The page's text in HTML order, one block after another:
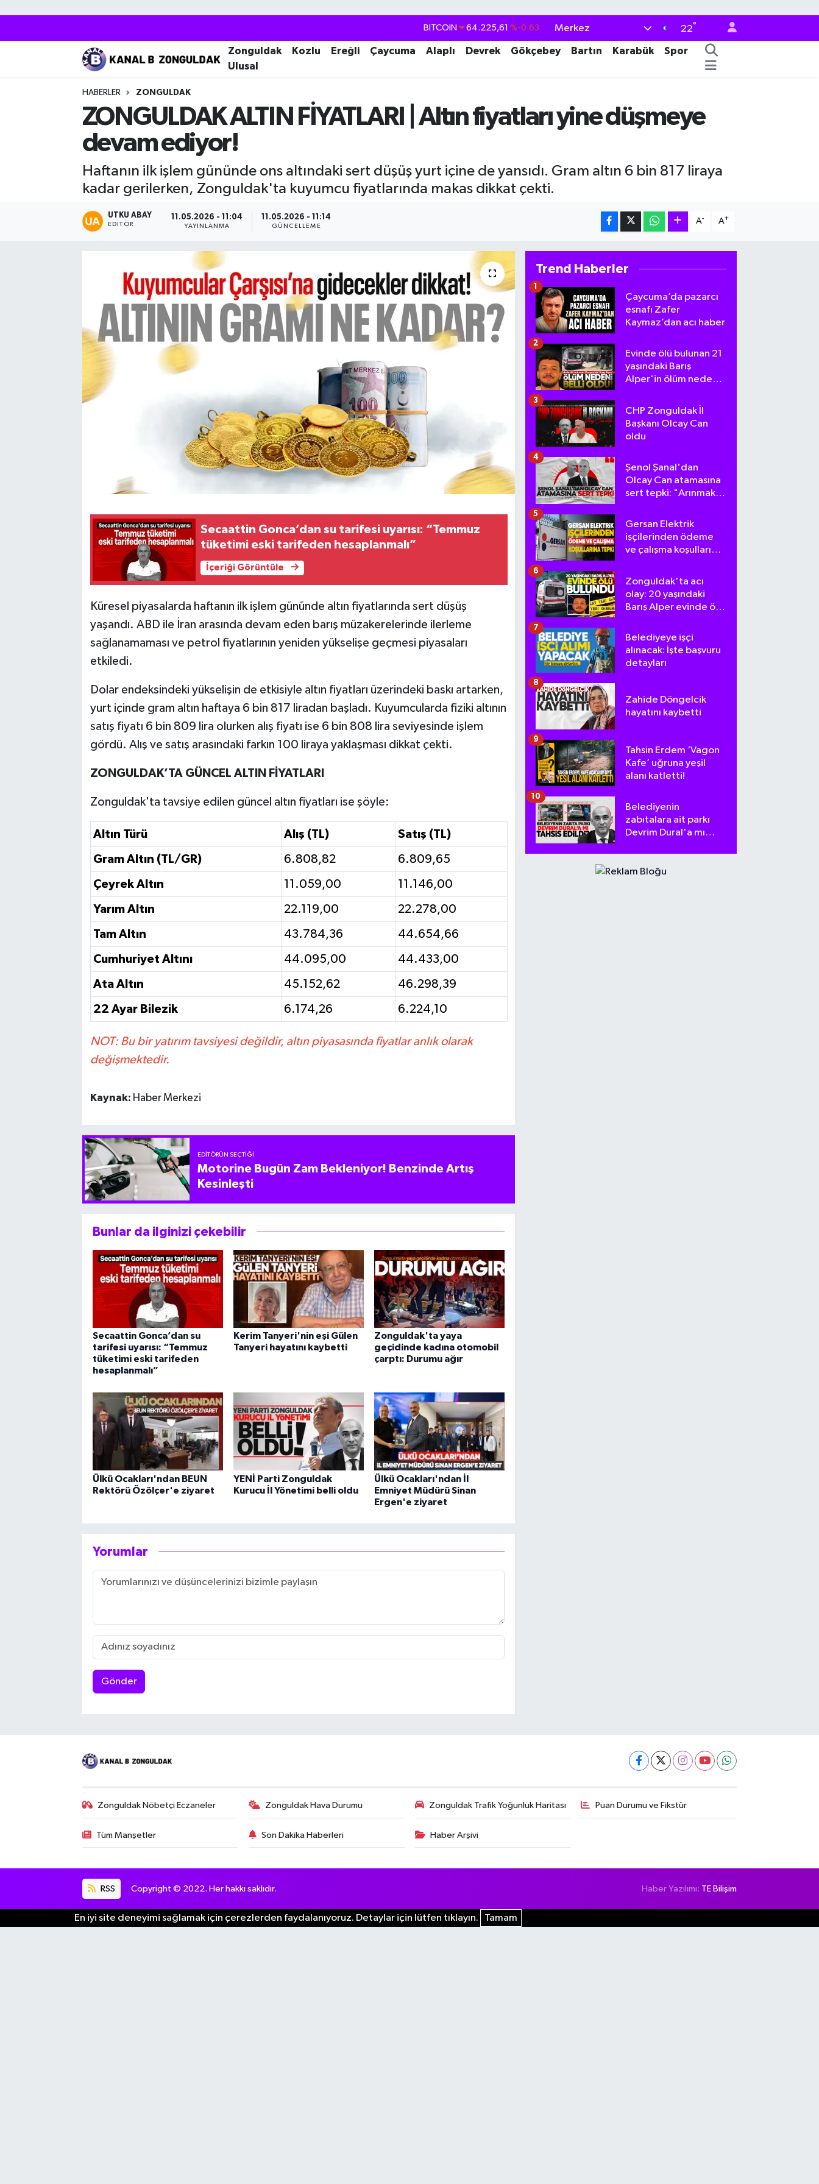
DOLAR 47,7143 %0.16
EURO 55,0317 %-0.02
BİST100 13.799 %70
Merkez 22°
Zonguldak Kozlu Ereğli Çaycuma Alaplı Devrek Gökçebey Bartın Karabük
Spor
Ulusal
HABERLER ZONGULDAK
ZONGULDAK ALTIN FİYATLARI | Altın fiyatları yine düşmeye
devam ediyor!
Haftanın ilk işlem gününde ons altındaki sert düşüş yurt içine de yansıdı. Gram altın 6 bin 817 liraya
kadar gerilerken, Zonguldak'ta kuyumcu fiyatlarında makas dikkat çekti.
UTKU ABAY
EDITÖR
11.05.2026 - 11:04
YAYINLANMA
11.05.2026 - 11:14
GÜNCELLEME
A- A+
Secaattin Gonca’dan su tarifesi uyarısı: “Temmuz
tüketimi eski tarifeden hesaplanmalı”
İçeriği Görüntüle
Küresel piyasalarda haftanın ilk işlem gününde altın fiyatlarında sert düşüş
yaşandı. ABD ile İran arasında devam eden barış müzakerelerinde ilerleme
sağlanamaması ve petrol fiyatlarının yeniden yükselişe geçmesi piyasaları
etkiledi.
Dolar endeksindeki yükselişin de etkisiyle altın fiyatları üzerindeki baskı artarken,
yurt içinde gram altın haftaya 6 bin 817 liradan başladı. Kuyumcularda fiziki altının
satış fiyatı 6 bin 809 lira olurken alış fiyatı ise 6 bin 808 lira seviyesinde işlem
gördü. Alış ve satış arasındaki farkın 100 liraya yaklaşması dikkat çekti.
ZONGULDAK’TA GÜNCEL ALTIN FİYATLARI
Zonguldak'ta tavsiye edilen güncel altın fiyatları ise şöyle:
Altın Türü Alış (TL) Satış (TL)
Gram Altın (TL/GR) 6.808,82 6.809,65
Çeyrek Altın 11.059,00 11.146,00
Yarım Altın 22.119,00 22.278,00
Tam Altın 43.784,36 44.654,66
Cumhuriyet Altını 44.095,00 44.433,00
Ata Altın 45.152,62 46.298,39
22 Ayar Bilezik 6.174,26 6.224,10
NOT: Bu bir yatırım tavsiyesi değildir, altın piyasasında fiyatlar anlık olarak
değişmektedir.
Kaynak: Haber Merkezi
EDITÖRÜN SEÇTIĞI
Motorine Bugün Zam Bekleniyor! Benzinde Artış
Kesinleşti
Bunlar da ilginizi çekebilir
Secaattin Gonca’dan su
tarifesi uyarısı: “Temmuz
tüketimi eski tarifeden
hesaplanmalı”
Kerim Tanyeri'nin eşi Gülen
Tanyeri hayatını kaybetti
Zonguldak'ta yaya
geçidinde kadına otomobil
çarptı: Durumu ağır
Ülkü Ocakları'ndan BEUN
Rektörü Özölçer'e ziyaret
YENİ Parti Zonguldak
Kurucu İl Yönetimi belli oldu
Ülkü Ocakları'ndan İl
Emniyet Müdürü Sinan
Ergen'e ziyaret
Yorumlar
Gönder
Trend Haberler
Çaycuma’da pazarcı
esnafı Zafer
Kaymaz’dan acı haber
1
Evinde ölü bulunan 21
yaşındaki Barış
Alper'in ölüm nedeni
2
CHP Zonguldak İl
Başkanı Olcay Can
oldu
3
Şenol Şanal'dan
Olcay Can atamasına
sert tepki: "Arınmak
gerek!"
4
Gersan Elektrik
işçilerinden ödeme
ve çalışma koşullarına
5
Zonguldak'ta acı
olay: 20 yaşındaki
Barış Alper evinde ölü
6
Belediyeye işçi
alınacak: İşte başvuru
detayları
7
Zahide Döngelcik
hayatını kaybetti
8
Tahsin Erdem ‘Vagon
Kafe’ uğruna yeşil
alanı katletti!
9
Belediyenin
zabıtalara ait parkı
Devrim Dural'a mı
10
Zonguldak Nöbetçi Eczaneler Zonguldak Hava Durumu Zonguldak Trafik Yoğunluk Haritası Puan Durumu ve Fikstür
Tüm Manşetler Son Dakika Haberleri Haber Arşivi
RSS Copyright © 2022. Her hakkı saklıdır. Haber Yazılımı: TE Bilişim
En iyi site deneyimi sağlamak için çerezlerden faydalanıyoruz. Detaylar için lütfen tıklayın. Tamam
Zonguldak Nöbetçi Eczaneler
Zonguldak Trafik Yoğunluk Haritası
Puan Durumu ve Fikstür
Tüm Manşetler
Haber Arşivi